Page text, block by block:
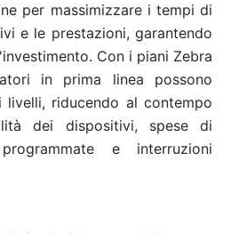
per massimizzare i tempi di
e le prestazioni, garantendo
Con i piani Zebra
in prima linea possono
livelli, riducendo al contempo
dei dispositivi, spese di
e interruzioni